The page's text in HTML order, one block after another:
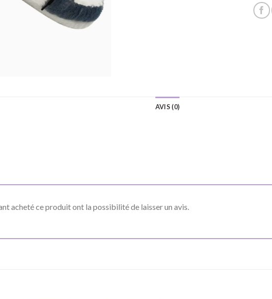
AVIS (0)
acheté ce produit ont la possibilité de laisser un avis.